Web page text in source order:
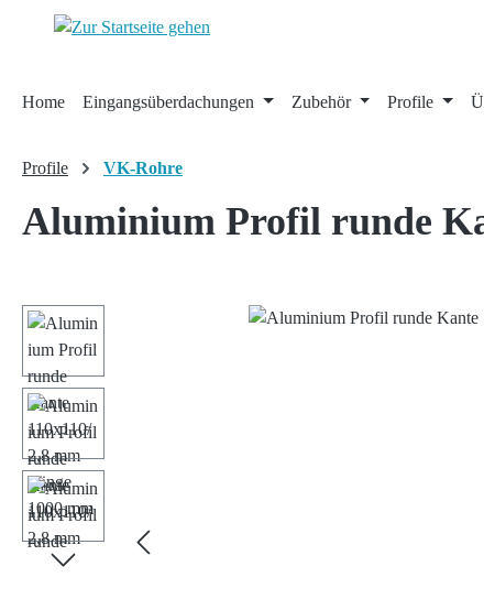
Hauptinhalt springen
Zur Suche springen
Zur Hauptnavigation springen
Home Eingangsüberdachungen Zubehör Profile
Profile VK-Rohre
Aluminium Profil runde
Bildergalerie überspringen